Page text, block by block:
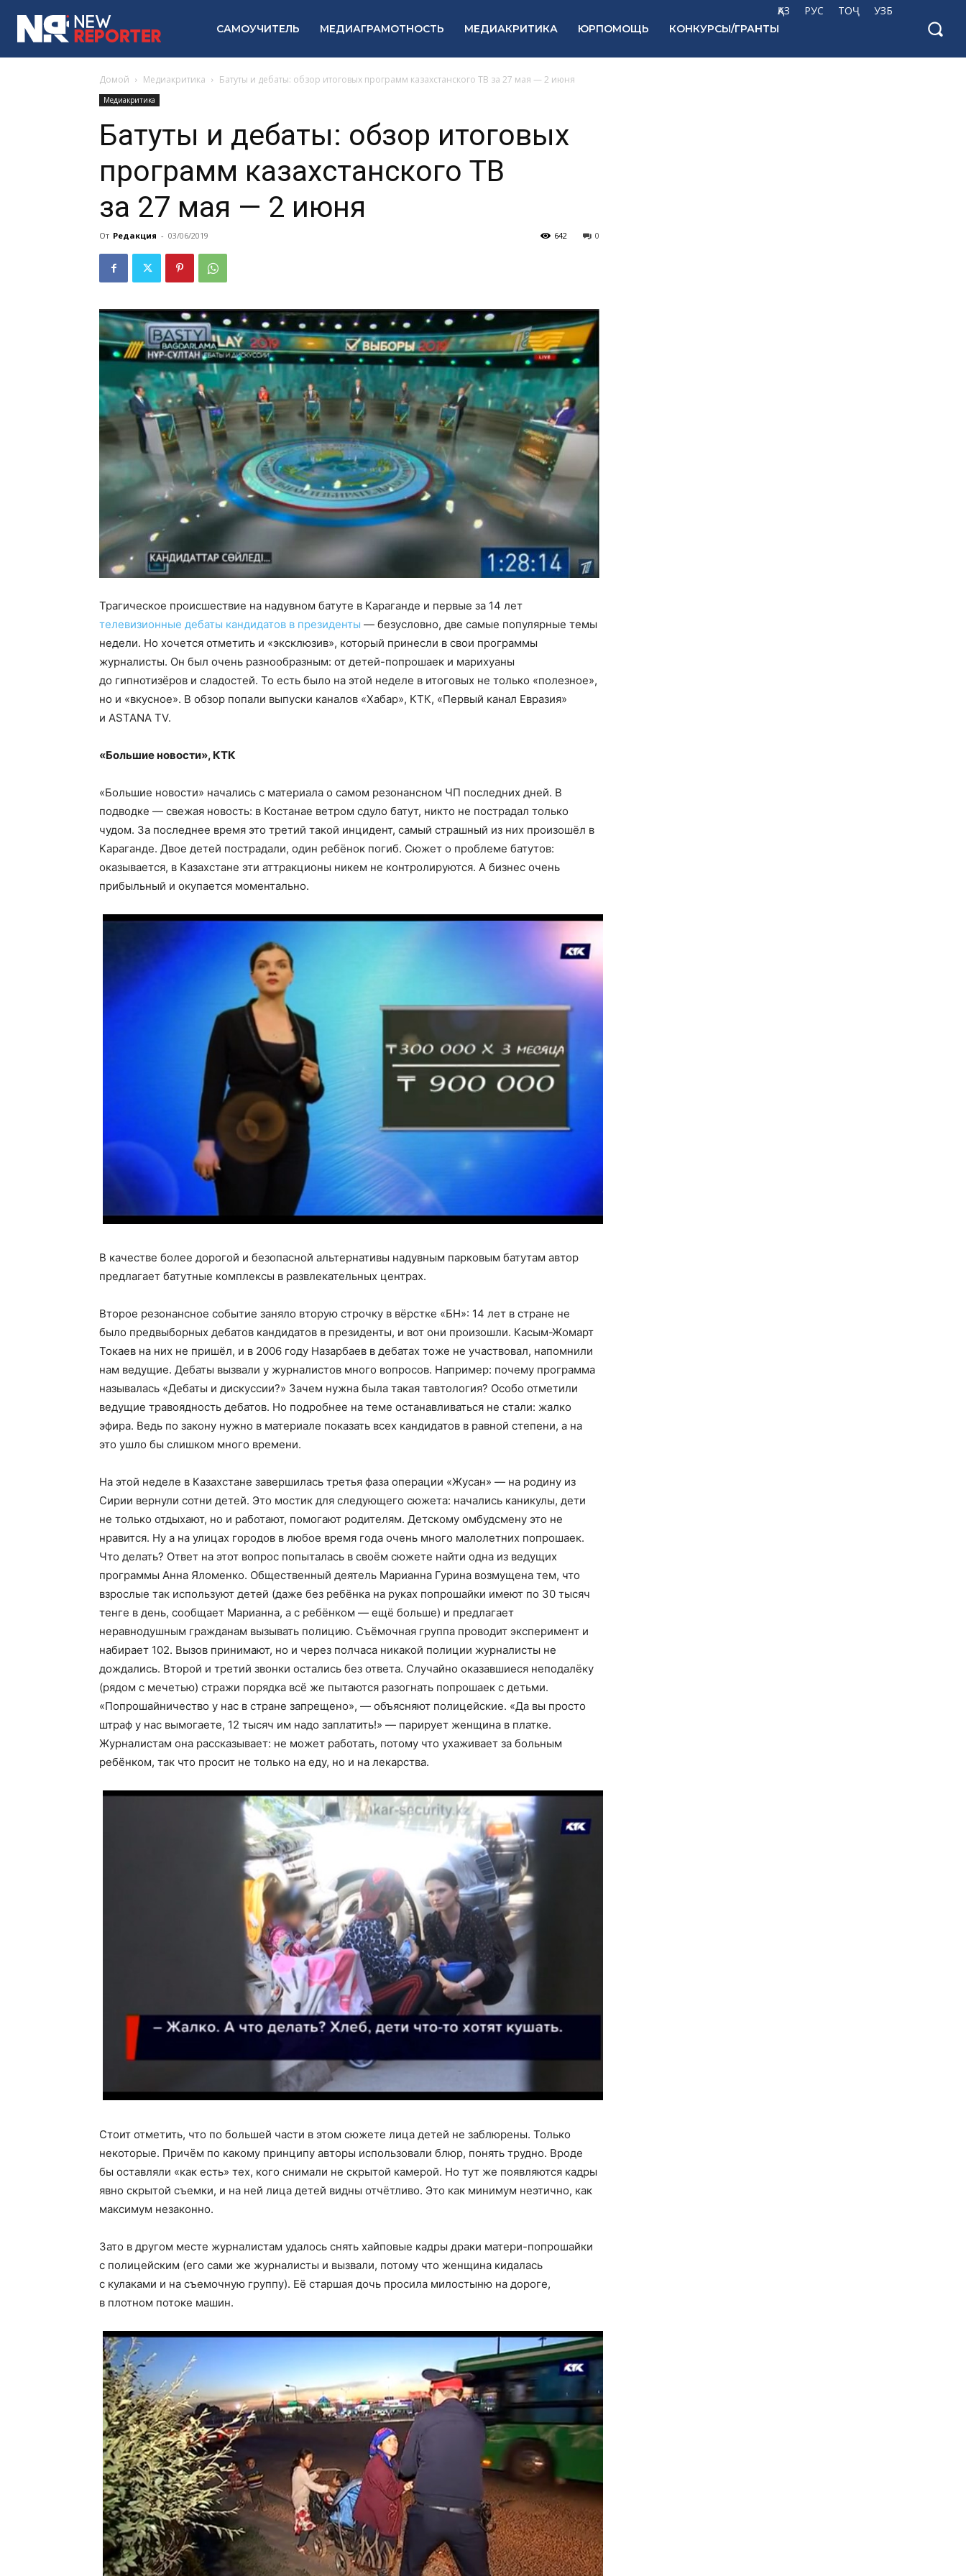
ҚАЗ РУС ТОҶ УЗБ
САМОУЧИТЕЛЬ МЕДИАГРАМОТНОСТЬ МЕДИАКРИТИКА ЮРПОМОЩЬ КОНКУРСЫ/ГРАНТЫ
Домой Медиакритика Батуты и дебаты: обзор итоговых программ казахстанского ТВ за 27 мая — 2 июня
Медиакритика
Батуты и дебаты: обзор итоговых
программ казахстанского ТВ
за 27 мая — 2 июня
От Редакция - 03/06/2019 0
642
Трагическое происшествие на надувном батуте в Караганде и первые за 14 лет
телевизионные дебаты кандидатов в президенты — безусловно, две самые популярные темы
недели. Но хочется отметить и «эксклюзив», который принесли в свои программы
журналисты. Он был очень разнообразным: от детей-попрошаек и марихуаны
до гипнотизёров и сладостей. То есть было на этой неделе в итоговых не только «полезное»,
но и «вкусное». В обзор попали выпуски каналов «Хабар», КТК, «Первый канал Евразия»
и ASTANA TV.
«Большие новости», КТК
«Большие новости» начались с материала о самом резонансном ЧП последних дней. В
подводке — свежая новость: в Костанае ветром сдуло батут, никто не пострадал только
чудом. За последнее время это третий такой инцидент, самый страшный из них произошёл в
Караганде. Двое детей пострадали, один ребёнок погиб. Сюжет о проблеме батутов:
оказывается, в Казахстане эти аттракционы никем не контролируются. А бизнес очень
прибыльный и окупается моментально.
В качестве более дорогой и безопасной альтернативы надувным парковым батутам автор
предлагает батутные комплексы в развлекательных центрах.
Второе резонансное событие заняло вторую строчку в вёрстке «БН»: 14 лет в стране не
было предвыборных дебатов кандидатов в президенты, и вот они произошли. Касым-Жомарт
Токаев на них не пришёл, и в 2006 году Назарбаев в дебатах тоже не участвовал, напомнили
нам ведущие. Дебаты вызвали у журналистов много вопросов. Например: почему программа
называлась «Дебаты и дискуссии?» Зачем нужна была такая тавтология? Особо отметили
ведущие травоядность дебатов. Но подробнее на теме останавливаться не стали: жалко
эфира. Ведь по закону нужно в материале показать всех кандидатов в равной степени, а на
это ушло бы слишком много времени.
На этой неделе в Казахстане завершилась третья фаза операции «Жусан» — на родину из
Сирии вернули сотни детей. Это мостик для следующего сюжета: начались каникулы, дети
не только отдыхают, но и работают, помогают родителям. Детскому омбудсмену это не
нравится. Ну а на улицах городов в любое время года очень много малолетних попрошаек.
Что делать? Ответ на этот вопрос попыталась в своём сюжете найти одна из ведущих
программы Анна Яломенко. Общественный деятель Марианна Гурина возмущена тем, что
взрослые так используют детей (даже без ребёнка на руках попрошайки имеют по 30 тысяч
тенге в день, сообщает Марианна, а с ребёнком — ещё больше) и предлагает
неравнодушным гражданам вызывать полицию. Съёмочная группа проводит эксперимент и
набирает 102. Вызов принимают, но и через полчаса никакой полиции журналисты не
дождались. Второй и третий звонки остались без ответа. Случайно оказавшиеся неподалёку
(рядом с мечетью) стражи порядка всё же пытаются разогнать попрошаек с детьми.
«Попрошайничество у нас в стране запрещено», — объясняют полицейские. «Да вы просто
штраф у нас вымогаете, 12 тысяч им надо заплатить!» — парирует женщина в платке.
Журналистам она рассказывает: не может работать, потому что ухаживает за больным
ребёнком, так что просит не только на еду, но и на лекарства.
Стоит отметить, что по большей части в этом сюжете лица детей не заблюрены. Только
некоторые. Причём по какому принципу авторы использовали блюр, понять трудно. Вроде
бы оставляли «как есть» тех, кого снимали не скрытой камерой. Но тут же появляются кадры
явно скрытой съемки, и на ней лица детей видны отчётливо. Это как минимум неэтично, как
максимум незаконно.
Зато в другом месте журналистам удалось снять хайповые кадры драки матери-попрошайки
с полицейским (его сами же журналисты и вызвали, потому что женщина кидалась
с кулаками и на съемочную группу). Её старшая дочь просила милостыню на дороге,
в плотном потоке машин.